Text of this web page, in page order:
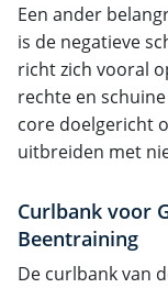
Een ander
is de negatieve
richt zich vooral
rechte en
core doelgericht
uitbreiden met
Curlbank voor
Beentraining
De curlbank van